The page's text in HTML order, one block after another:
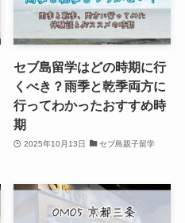
セブ島留学はどの時期に行
くべき？雨季と乾季両方に
行ってわかったおすすめ時
期
2025年10月13日 セブ島親子留学